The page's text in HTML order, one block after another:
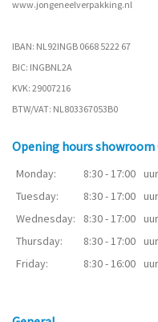
www.jongeneelverpakking.nl
IBAN: NL92INGB 0668 5222 67
BIC: INGBNL2A
KVK: 29007216
BTW/VAT: NL803367053B0
Opening hours showroom
Monday: 8:30 - 17:00 uur
Tuesday:
8:30 - 17:00 uur
Wednesday:
8:30 - 17:00 uur
Thursday:
8:30 - 17:00 uur
Friday:
8:30 - 16:00 uur